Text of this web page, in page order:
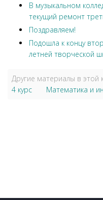
В музыкальном
текущий ремонт
Поздравляем!
Подошла к концу
летней творческой
Другие материалы в этой
4 курс
Математика и